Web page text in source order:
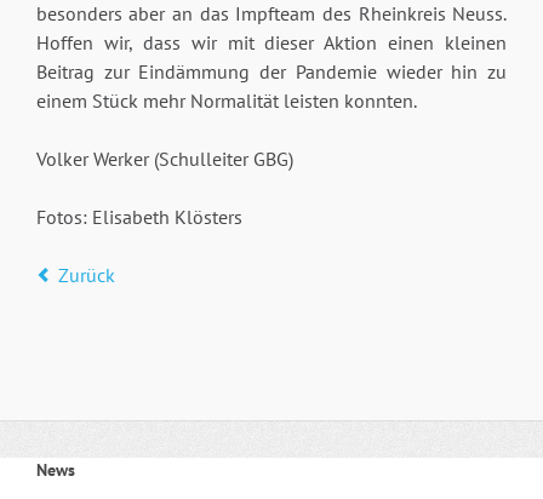
besonders aber an das Impfteam des Rheinkreis Neuss.
Hoffen wir, dass wir mit dieser Aktion einen kleinen
Beitrag zur Eindämmung der Pandemie wieder hin zu
einem Stück mehr Normalität leisten konnten.
Volker Werker (Schulleiter GBG)
Fotos: Elisabeth Klösters
Zurück
News